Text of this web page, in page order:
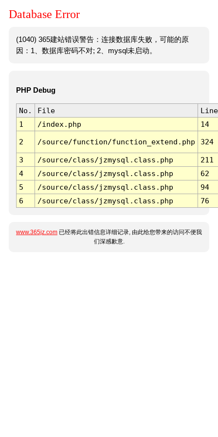
Database Error
(1040) 365建站错误警告：连接数据库失败，可能的原
因：1、数据库密码不对; 2、mysql未启动。
PHP Debug
No. File
Line
1
/index.php 14
2 /source/function/function_extend.php 324
3 /source/class/jzmysql.class.php
211
4
/source/class/jzmysql.class.php
62
5
/source/class/jzmysql.class.php
94
6
/source/class/jzmysql.class.php 76
www.365jz.com 已经将此出错信息详细记录, 由此给您带来的访问不便我
们深感歉意.